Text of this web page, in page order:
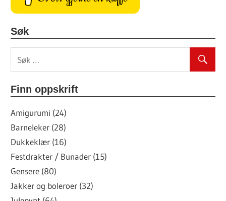
Søk
Finn oppskrift
Amigurumi (24)
Barneleker (28)
Dukkeklær (16)
Festdrakter / Bunader (15)
Gensere (80)
Jakker og boleroer (32)